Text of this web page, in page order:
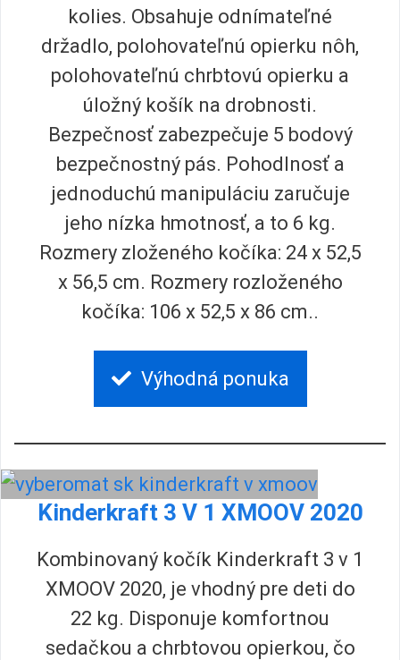
kolies. Obsahuje odnímateľné
držadlo, polohovateľnú opierku nôh,
polohovateľnú chrbtovú opierku a
úložný košík na drobnosti.
Bezpečnosť zabezpečuje 5 bodový
bezpečnostný pás. Pohodlnosť a
jednoduchú manipuláciu zaručuje
jeho nízka hmotnosť, a to 6 kg.
Rozmery zloženého kočíka: 24 x 52,5
x 56,5 cm. Rozmery rozloženého
kočíka: 106 x 52,5 x 86 cm..
Výhodná ponuka
Kinderkraft 3 V 1 XMOOV 2020
Kombinovaný kočík Kinderkraft 3 v 1
XMOOV 2020, je vhodný pre deti do
22 kg. Disponuje komfortnou
sedačkou a chrbtovou opierkou, čo